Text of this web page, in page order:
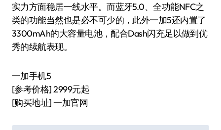
实力方面稳居一线水平。而蓝牙5.0、全功能NFC之
类的功能当然也是必不可少的，此外一加5还内置了
3300mAh的大容量电池，配合Dash闪充足以做到优
秀的续航表现。
一加手机5
[参考价格] 2999元起
[购买地址] 一加官网